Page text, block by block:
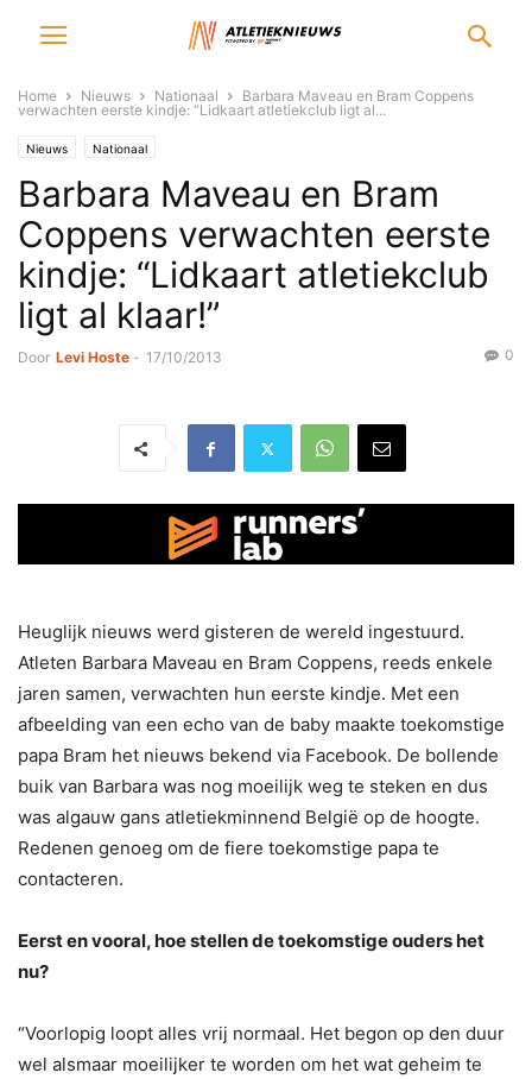
Home Nieuws Nationaal
Barbara Maveau en Bram Coppens
verwachten eerste kindje: “Lidkaart atletiekclub ligt al...
Nieuws Nationaal
Barbara Maveau en Bram
Coppens verwachten eerste
kindje: “Lidkaart atletiekclub
ligt al klaar!”
Door Levi Hoste - 17/10/2013 0
Heuglijk nieuws werd gisteren de wereld ingestuurd.
Atleten Barbara Maveau en Bram Coppens, reeds enkele
jaren samen, verwachten hun eerste kindje. Met een
afbeelding van een echo van de baby maakte toekomstige
papa Bram het nieuws bekend via Facebook. De bollende
buik van Barbara was nog moeilijk weg te steken en dus
was algauw gans atletiekminnend België op de hoogte.
Redenen genoeg om de fiere toekomstige papa te
contacteren.
Eerst en vooral, hoe stellen de toekomstige ouders het
nu?
“Voorlopig loopt alles vrij normaal. Het begon op den duur
wel alsmaar moeilijker te worden om het wat geheim te